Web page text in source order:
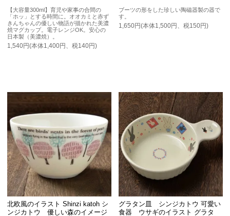
【大容量300ml】育児や家事の合間の
「ホッ」とする時間に。オオカミと赤ず
きんちゃんの優しい物語が描かれた美濃
焼マグカップ。電子レンジOK。安心の
日本製（美濃焼）。
1,540円(本体1,400円、税140円)
ブーツの形をした珍しい陶磁器製の器で
す。
1,650円(本体1,500円、税150円)
北欧風のイラスト Shinzi katoh シ
ンジカトウ 優しい森のイメージ
グラタン皿 シンジカトウ 可愛い
食器 ウサギのイラスト グラタ